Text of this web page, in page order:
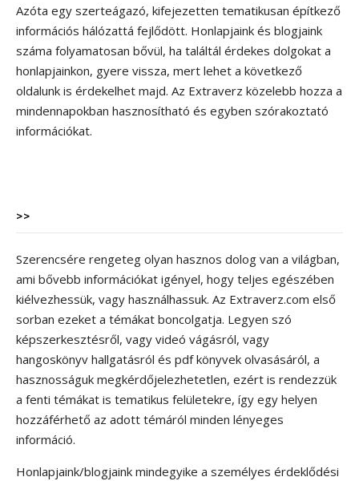
Azóta egy szerteágazó, kifejezetten tematikusan építkező
információs hálózattá fejlődött. Honlapjaink és blogjaink
száma folyamatosan bővül, ha találtál érdekes dolgokat a
honlapjainkon, gyere vissza, mert lehet a következő
oldalunk is érdekelhet majd. Az Extraverz közelebb hozza a
mindennapokban hasznosítható és egyben szórakoztató
információkat.
>>
Szerencsére rengeteg olyan hasznos dolog van a világban,
ami bővebb információkat igényel, hogy teljes egészében
kiélvezhessük, vagy használhassuk. Az Extraverz.com első
sorban ezeket a témákat boncolgatja. Legyen szó
képszerkesztésről, vagy videó vágásról, vagy
hangoskönyv hallgatásról és pdf könyvek olvasásáról, a
hasznosságuk megkérdőjelezhetetlen, ezért is rendezzük
a fenti témákat is tematikus felületekre, így egy helyen
hozzáférhető az adott témáról minden lényeges
információ.
Honlapjaink/blogjaink mindegyike a személyes érdeklődési